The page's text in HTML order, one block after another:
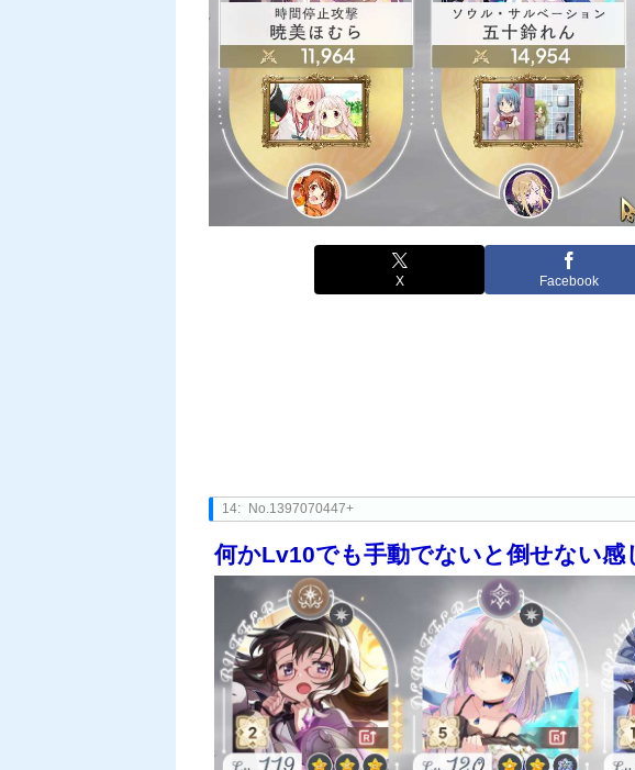
X Facebook
14: No.1397070447+
何かLv10でも手動でないと倒せない